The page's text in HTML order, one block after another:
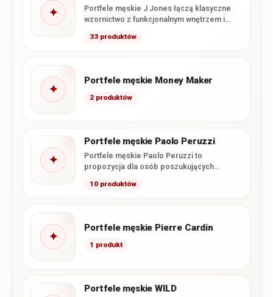
✦
Portfele męskie J Jones łączą klasyczne
wzornictwo z funkcjonalnym wnętrzem i
33 produktów
✦
Portfele męskie Money Maker
2 produktów
✦
Portfele męskie Paolo Peruzzi
Portfele męskie Paolo Peruzzi to
propozycja dla osób poszukujących
funkcjonalnego wnętrza i starannego…
10 produktów
✦
Portfele męskie Pierre Cardin
1 produkt
Portfele męskie WILD